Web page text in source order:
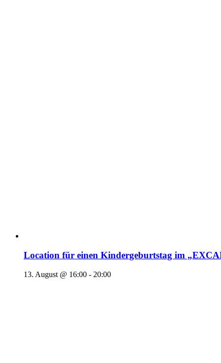
Location für einen Kindergeburtstag im
13. August @ 16:00 - 20:00